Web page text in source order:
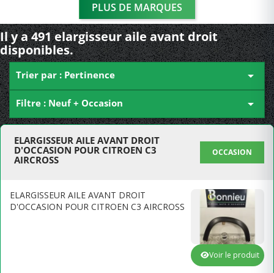
PLUS DE MARQUES
Il y a 491 elargisseur aile avant droit
disponibles.
Trier par : Pertinence 
Filtre : Neuf + Occasion 
ELARGISSEUR AILE AVANT DROIT
D'OCCASION POUR CITROEN C3
AIRCROSS
OCCASION
ELARGISSEUR AILE AVANT DROIT
D'OCCASION POUR CITROEN C3 AIRCROSS
Voir le produit